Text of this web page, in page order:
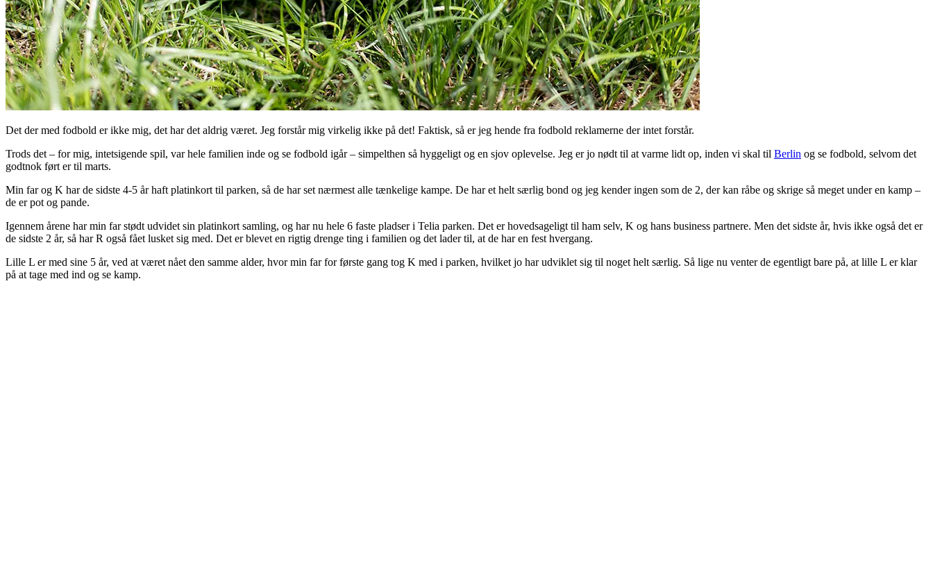
Det der med fodbold er ikke mig, det har det aldrig været. Jeg forstår mig virkelig ikke på det! Faktisk, så er jeg hende fra fodbold reklamerne der intet forstår.
Trods det – for mig, intetsigende spil, var hele familien inde og se fodbold igår – simpelthen så hyggeligt og en sjov oplevelse. Jeg er jo nødt til at varme lidt op, inden vi skal til Berlin og se fodbold, selvom det
godtnok ført er til marts.
Min far og K har de sidste 4-5 år haft platinkort til parken, så de har set nærmest alle tænkelige kampe. De har et helt særlig bond og jeg kender ingen som de 2, der kan råbe og skrige så meget under en kamp –
de er pot og pande.
Igennem årene har min far stødt udvidet sin platinkort samling, og har nu hele 6 faste pladser i Telia parken. Det er hovedsageligt til ham selv, K og hans business partnere. Men det sidste år, hvis ikke også det er
de sidste 2 år, så har R også fået lusket sig med. Det er blevet en rigtig drenge ting i familien og det lader til, at de har en fest hvergang.
Lille L er med sine 5 år, ved at været nået den samme alder, hvor min far for første gang tog K med i parken, hvilket jo har udviklet sig til noget helt særlig. Så lige nu venter de egentligt bare på, at lille L er klar
på at tage med ind og se kamp.